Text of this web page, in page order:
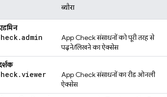
ब्यौरा
.admin App Checkसंसाधनों को पूरी तरह से
पढ़ने/लिखने का ऐक्सेस
.viewer App Checkसंसाधनों का रीड ओनली
ऐक्सेस